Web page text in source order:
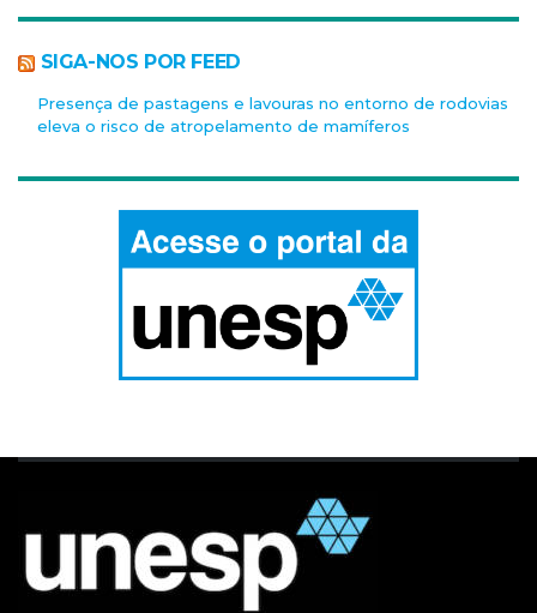
SIGA-NOS POR FEED
Presença de pastagens e lavouras no entorno de rodovias
eleva o risco de atropelamento de mamíferos